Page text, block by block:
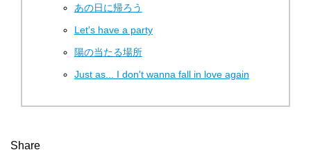
あの日に帰ろう
Let's have a party
陽の当たる場所
Just as... I don't wanna fall in love again
Share